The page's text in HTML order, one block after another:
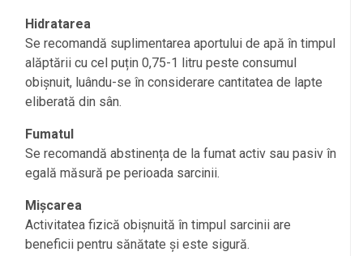
Hidratarea
Se recomandă suplimentarea aportului de apă în timpul
alăptării cu cel puțin 0,75-1 litru peste consumul
obișnuit, luându-se în considerare cantitatea de lapte
eliberată din sân.
Fumatul
Se recomandă abstinența de la fumat activ sau pasiv în
egală măsură pe perioada sarcinii.
Mișcarea
Activitatea fizică obișnuită în timpul sarcinii are
beneficii pentru sănătate și este sigură.